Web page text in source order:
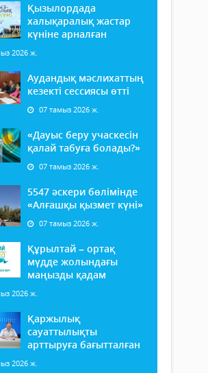
Қызылордада
халықаралық жастар
күніне арналған
2026 ж.
Аудандық мәслихаттың
кезекті сессиясы өтті
07 тамыз 2026 ж.
«Дауыс беру учаскесін
қалай табуға болады?»
07 тамыз 2026 ж.
5547 әскери бөлімінде
«Алғашқы қызмет күні»
07 тамыз 2026 ж.
Құрылтай – ортақ
мүдде жолындағы
маңызды қадам
2026 ж.
Қаржылық
сауаттылықты
арттыруға бағытталған
2026 ж.